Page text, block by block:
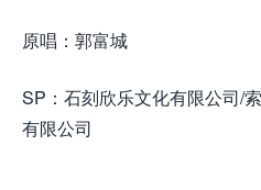
原唱：郭富城
SP：石刻欣乐文化有限公司/
有限公司